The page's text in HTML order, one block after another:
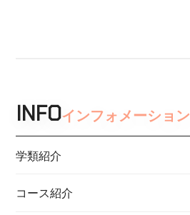
INFOインフォメーション
学類紹介
コース紹介